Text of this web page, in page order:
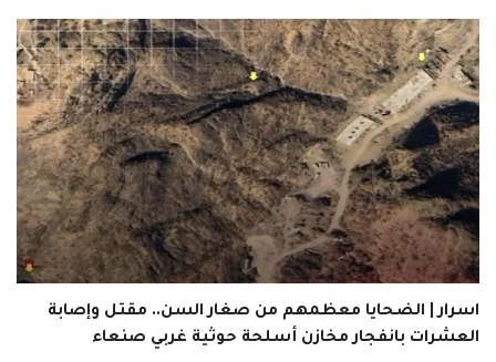
اسرار | الضحايا معظمهم من صغار السن.. مقتل وإصابة
العشرات بانفجار مخازن أسلحة حوثية غربي صنعاء